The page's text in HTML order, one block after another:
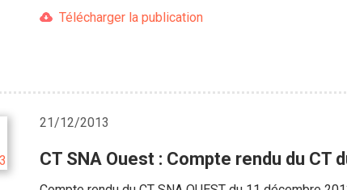
Télécharger la publication
21/12/2013
CT SNA Ouest : Compte rendu du CT